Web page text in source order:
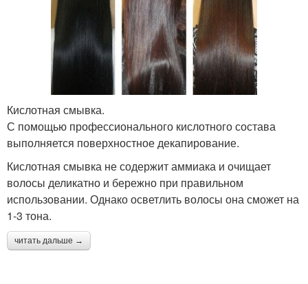
Кислотная смывка.
С помощью профессионального кислотного состава
выполняется поверхностное декапирование.
Кислотная смывка не содержит аммиака и очищает
волосы деликатно и бережно при правильном
использовании. Однако осветлить волосы она сможет на
1-3 тона.
читать дальше →